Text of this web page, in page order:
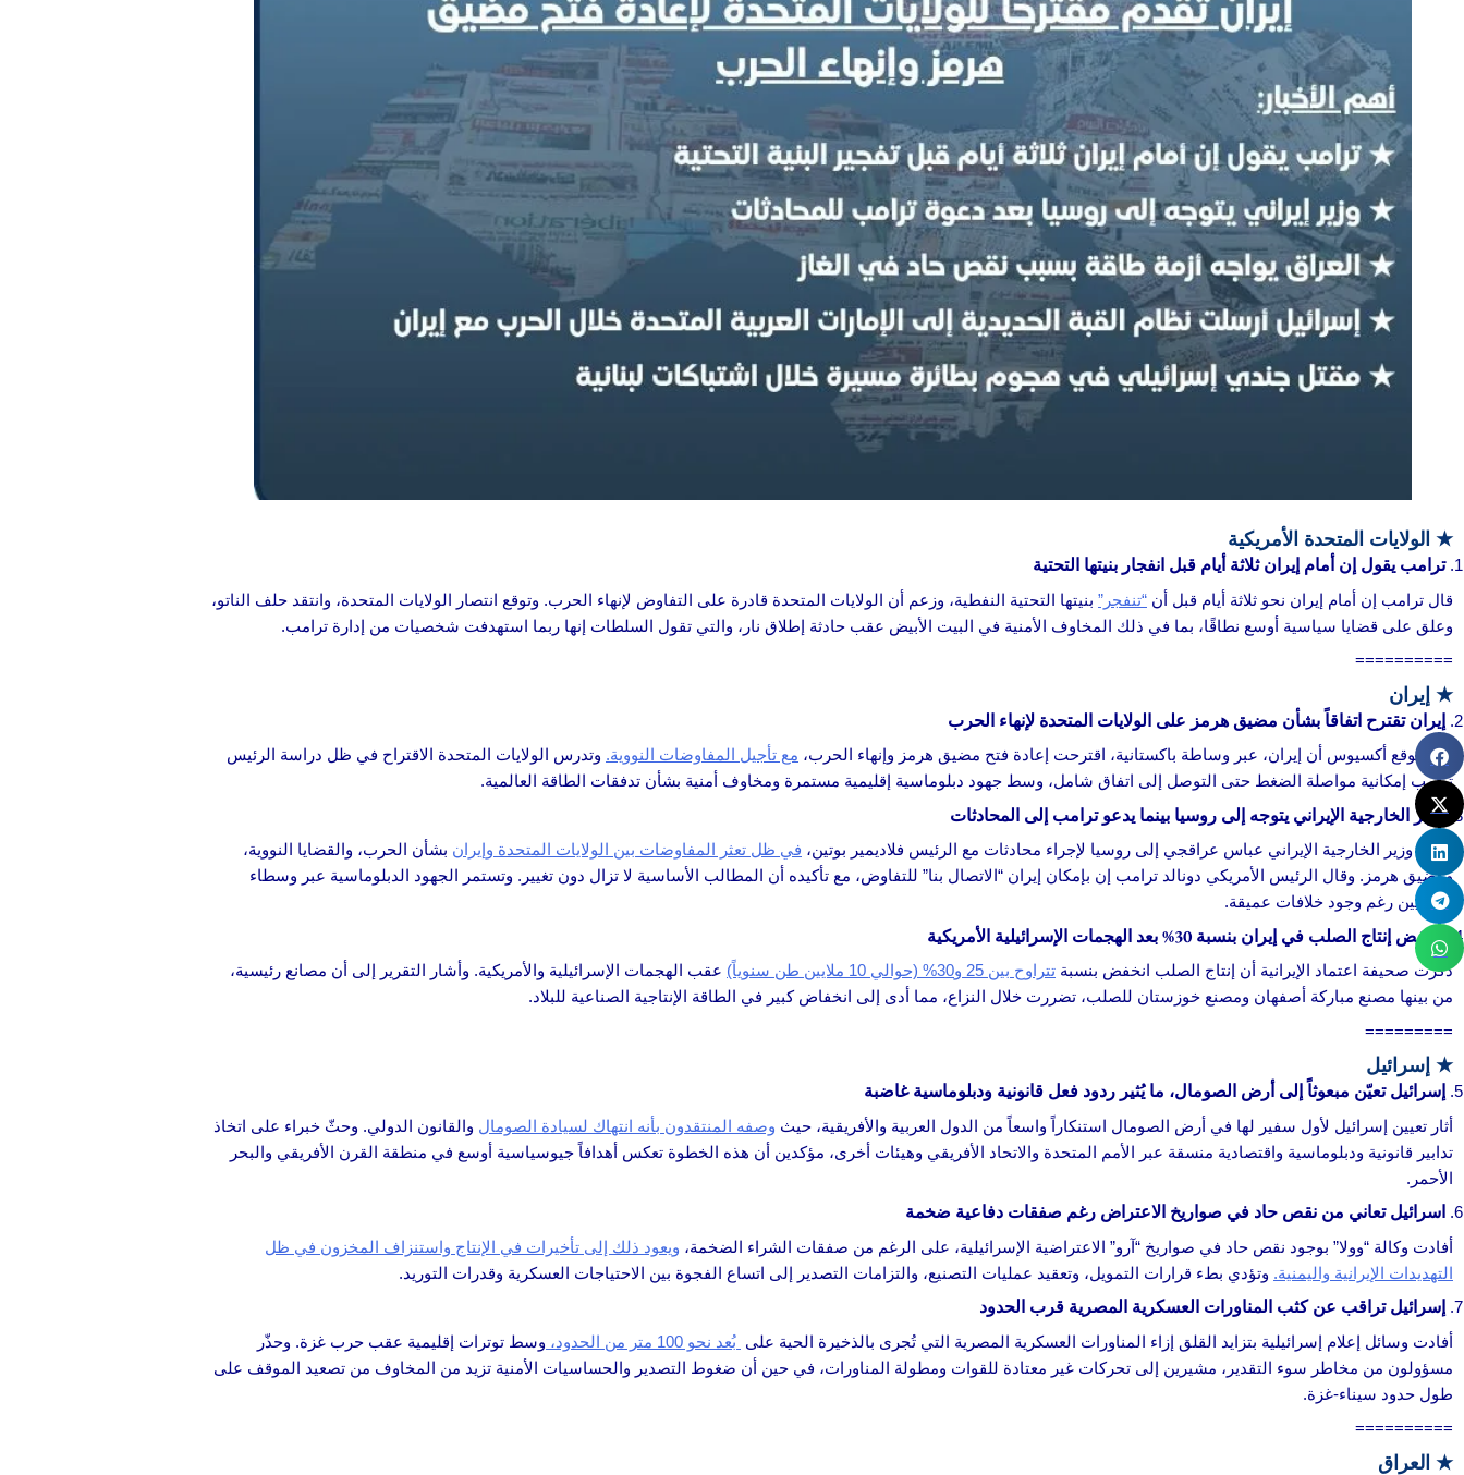
★ الولايات المتحدة الأمريكية
ترامب يقول إن أمام إيران ثلاثة أيام قبل انفجار بنيتها التحتية
قال ترامب إن أمام إيران نحو ثلاثة أيام قبل أن “تنفجر” بنيتها التحتية النفطية، وزعم أن الولايات المتحدة قادرة على التفاوض لإنهاء الحرب. وتوقع انتصار الولايات المتحدة، وانتقد حلف الناتو،
وعلق على قضايا سياسية أوسع نطاقًا، بما في ذلك المخاوف الأمنية في البيت الأبيض عقب حادثة إطلاق نار، والتي تقول السلطات إنها ربما استهدفت شخصيات من إدارة ترامب.
==========
★ إيران
إيران تقترح اتفاقاً بشأن مضيق هرمز على الولايات المتحدة لإنهاء الحرب
ذكر موقع أكسيوس أن إيران، عبر وساطة باكستانية، اقترحت إعادة فتح مضيق هرمز وإنهاء الحرب، مع تأجيل المفاوضات النووية. وتدرس الولايات المتحدة الاقتراح في ظل دراسة الرئيس
ترامب إمكانية مواصلة الضغط حتى التوصل إلى اتفاق شامل، وسط جهود دبلوماسية إقليمية مستمرة ومخاوف أمنية بشأن تدفقات الطاقة العالمية.
وزير الخارجية الإيراني يتوجه إلى روسيا بينما يدعو ترامب إلى المحادثات
سافر وزير الخارجية الإيراني عباس عراقجي إلى روسيا لإجراء محادثات مع الرئيس فلاديمير بوتين، في ظل تعثر المفاوضات بين الولايات المتحدة وإيران بشأن الحرب، والقضايا النووية،
ومضيق هرمز. وقال الرئيس الأمريكي دونالد ترامب إن بإمكان إيران “الاتصال بنا” للتفاوض، مع تأكيده أن المطالب الأساسية لا تزال دون تغيير. وتستمر الجهود الدبلوماسية عبر وسطاء
إقليميين رغم وجود خلافات عميقة.
انخفض إنتاج الصلب في إيران بنسبة 30% بعد الهجمات الإسرائيلية الأمريكية
ذكرت صحيفة اعتماد الإيرانية أن إنتاج الصلب انخفض بنسبة تتراوح بين 25 و30% (حوالي 10 ملايين طن سنوياً)
عقب الهجمات الإسرائيلية والأمريكية. وأشار التقرير إلى أن مصانع رئيسية،
من بينها مصنع مباركة أصفهان ومصنع خوزستان للصلب، تضررت خلال النزاع، مما أدى إلى انخفاض كبير في الطاقة الإنتاجية الصناعية للبلاد.
=========
★ إسرائيل
إسرائيل تعيّن مبعوثاً إلى أرض الصومال، ما يُثير ردود فعل قانونية ودبلوماسية غاضبة
أثار تعيين إسرائيل لأول سفير لها في أرض الصومال استنكاراً واسعاً من الدول العربية والأفريقية، حيث وصفه المنتقدون بأنه انتهاك لسيادة الصومال والقانون الدولي. وحثّ خبراء على اتخاذ
تدابير قانونية ودبلوماسية واقتصادية منسقة عبر الأمم المتحدة والاتحاد الأفريقي وهيئات أخرى، مؤكدين أن هذه الخطوة تعكس أهدافاً جيوسياسية أوسع في منطقة القرن الأفريقي والبحر
الأحمر.
اسرائيل تعاني من نقص حاد في صواريخ الاعتراض رغم صفقات دفاعية ضخمة
أفادت وكالة “وولا” بوجود نقص حاد في صواريخ “آرو” الاعتراضية الإسرائيلية، على الرغم من صفقات الشراء الضخمة، ويعود ذلك إلى تأخيرات في الإنتاج واستنزاف المخزون في ظل
التهديدات الإيرانية واليمنية. وتؤدي بطء قرارات التمويل، وتعقيد عمليات التصنيع، والتزامات التصدير إلى اتساع الفجوة بين الاحتياجات العسكرية وقدرات التوريد.
إسرائيل تراقب عن كثب المناورات العسكرية المصرية قرب الحدود
أفادت وسائل إعلام إسرائيلية بتزايد القلق إزاء المناورات العسكرية المصرية التي تُجرى بالذخيرة الحية على بُعد نحو 100 متر من الحدود،
وسط توترات إقليمية عقب حرب غزة. وحذّر
مسؤولون من مخاطر سوء التقدير، مشيرين إلى تحركات غير معتادة للقوات ومطولة المناورات، في حين أن ضغوط التصدير والحساسيات الأمنية تزيد من المخاوف من تصعيد الموقف على
طول حدود سيناء-غزة.
==========
★ العراق